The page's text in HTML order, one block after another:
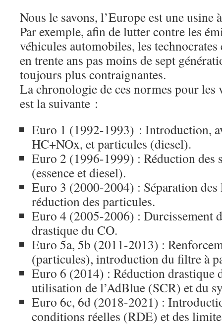
Nous le savons, l’Europe est une usine
Par exemple, afin de lutter contre les
véhicules automobiles, les
en trente ans pas moins de sept
toujours plus contraignantes.
La chronologie de ces normes pour
est la suivante :
Euro 1 (1992-1993) : Introduction,
HC+NOx, et particules (diesel).
Euro 2 (1996-1999) : Réduction des
(essence et diesel).
Euro 3 (2000-2004) : Séparation
réduction des particules.
Euro 4 (2005-2006) : Durcissement
drastique du CO.
Euro 5a, 5b (2011-2013) :
(particules), introduction du filtre à
Euro 6 (2014) : Réduction drastique
utilisation de l’AdBlue (SCR) et du
Euro 6c, 6d (2018-2021) :
conditions réelles (RDE) et des